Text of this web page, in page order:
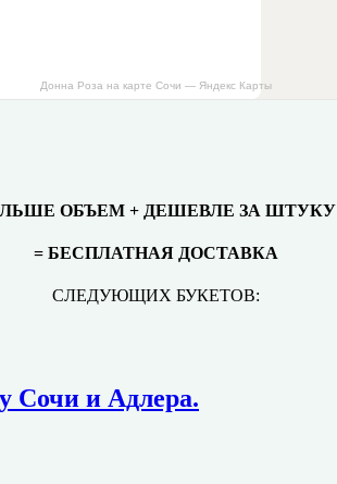
Донна Роза на карте Сочи — Яндекс Карты
ОБЪЕМ + ДЕШЕВЛЕ ЗА ШТУКУ
= БЕСПЛАТНАЯ ДОСТАВКА
СЛЕДУЮЩИХ БУКЕТОВ:
Сочи и Адлера.